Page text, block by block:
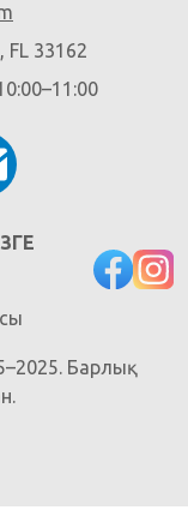
FL 33162
Барлық